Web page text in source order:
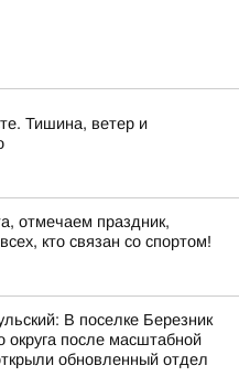
Тишина, ветер и
отмечаем праздник,
кто связан со спортом!
В поселке Березник
округа после масштабной
обновленный отдел